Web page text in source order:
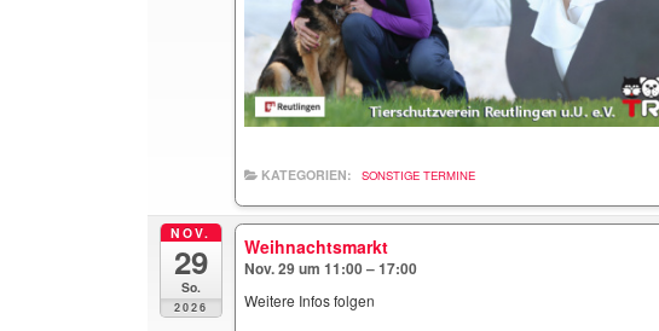
KATEGORIEN: SONSTIGE TERMINE
NOV.
29
So.
2026
Weihnachtsmarkt
Nov. 29 um 11:00 – 17:00
Weitere Infos folgen